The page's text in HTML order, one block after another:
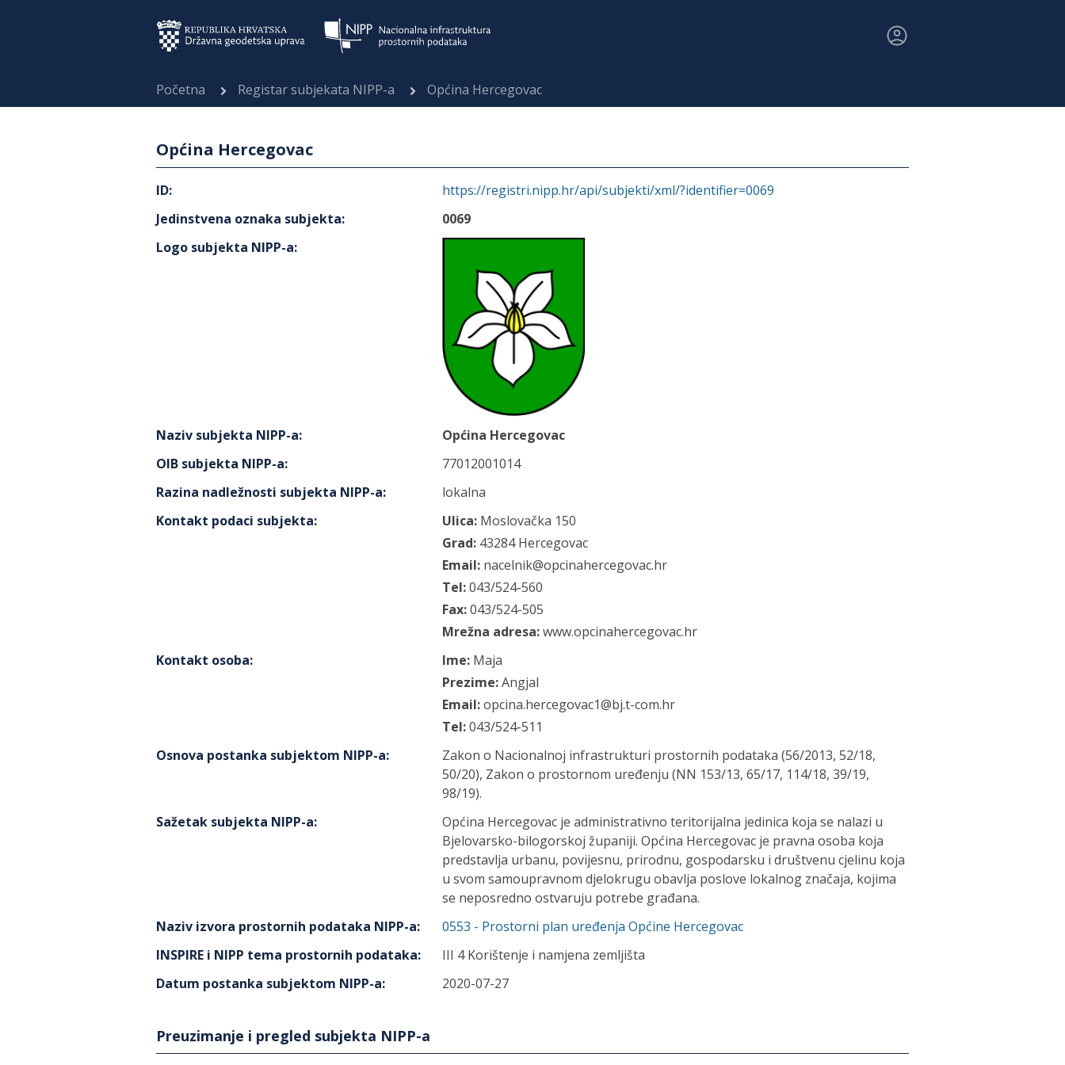
Početna Registar subjekata NIPP-a Općina Hercegovac
Općina Hercegovac
ID:
https://registri.nipp.hr/api/subjekti/xml/?identifier=0069
Jedinstvena oznaka subjekta:
0069
Logo subjekta NIPP-a:
Naziv subjekta NIPP-a:
Općina Hercegovac
OIB subjekta NIPP-a:
77012001014
Razina nadležnosti subjekta NIPP-a:
lokalna
Kontakt podaci subjekta: Ulica: Moslovačka 150
Grad: 43284 Hercegovac
Email: nacelnik@opcinahercegovac.hr
Tel:043/524-560
Fax:043/524-505
Mrežna adresa:www.opcinahercegovac.hr
Kontakt osoba: Ime: Maja
Prezime:Angjal
Email:opcina.hercegovac1@bj.t-com.hr
Tel:043/524-511
Osnova postanka subjektom NIPP-a:
Zakon o Nacionalnoj infrastrukturi prostornih podataka (56/2013, 52/18,
50/20), Zakon o prostornom uređenju (NN 153/13, 65/17, 114/18, 39/19,
98/19).
Sažetak subjekta NIPP-a:
Općina Hercegovac je administrativno teritorijalna jedinica koja se nalazi u
Bjelovarsko-bilogorskoj županiji. Općina Hercegovac je pravna osoba koja
predstavlja urbanu, povijesnu, prirodnu, gospodarsku i društvenu cjelinu koja
u svom samoupravnom djelokrugu obavlja poslove lokalnog značaja, kojima
se neposredno ostvaruju potrebe građana.
Naziv izvora prostornih podataka NIPP-a: 0553 - Prostorni plan uređenja Općine Hercegovac
INSPIRE i NIPP tema prostornih podataka:
III 4 Korištenje i namjena zemljišta
Datum postanka subjektom NIPP-a: 2020-07-27
Preuzimanje i pregled subjekta NIPP-a